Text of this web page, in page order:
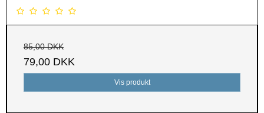
85,00 DKK
79,00 DKK
Vis produkt